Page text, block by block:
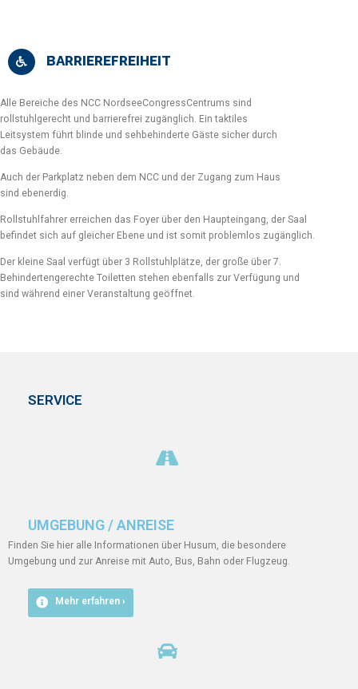
BARRIEREFREIHEIT
Alle Bereiche des NCC NordseeCongressCentrums sind
rollstuhlgerecht und barrierefrei zugänglich. Ein taktiles
Leitsystem führt blinde und sehbehinderte Gäste sicher durch
das Gebäude.
Auch der Parkplatz neben dem NCC und der Zugang zum Haus
sind ebenerdig.
Rollstuhlfahrer erreichen das Foyer über den Haupteingang, der Saal
befindet sich auf gleicher Ebene und ist somit problemlos zugänglich.
Der kleine Saal verfügt über 3 Rollstuhlplätze, der große über 7.
Behindertengerechte Toiletten stehen ebenfalls zur Verfügung und
sind während einer Veranstaltung geöffnet.
SERVICE
UMGEBUNG / ANREISE
Finden Sie hier alle Informationen über Husum, die besondere
Umgebung und zur Anreise mit Auto, Bus, Bahn oder Flugzeug.
Mehr erfahren ›